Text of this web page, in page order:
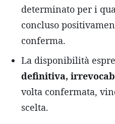
determinato per i
concluso
conferma.
La disponibilità
definitiva,
volta confermata,
scelta.